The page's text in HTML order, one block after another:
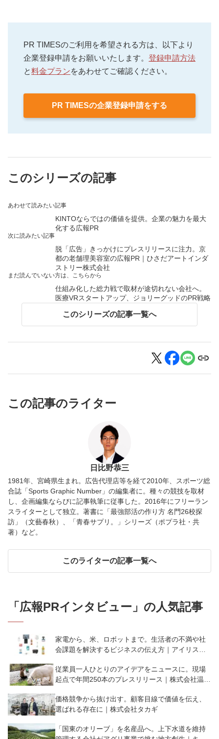
PR TIMESのご利用を希望される方は、以下より
企業登録申請をお願いいたします。 登録申請方法
と料金プランをあわせてご確認ください。
PR TIMESの企業登録申請をする
このシリーズの記事
あわせて読みたい記事
KINTOならではの価値を提供。企業の魅力を最大
化する広報PR
次に読みたい記事
脱「広告」きっかけにプレスリリースに注力。京
都の老舗理美容室の広報PR｜ひさだアートインダ
ストリー株式会社
まだ読んでいない方は、こちらから
仕組み化した総力戦で取材が途切れない会社へ。
医療VRスタートアップ、ジョリーグッドのPR戦略
このシリーズの記事一覧へ
この記事のライター
日比野恭三
1981年、宮崎県生まれ。広告代理店等を経て2010年、スポーツ総
合誌「Sports Graphic Number」の編集者に。種々の競技を取材
し、企画編集ならびに記事執筆に従事した。2016年にフリーラン
スライターとして独立。著書に「最強部活の作り方 名門26校探
訪」（文藝春秋）、「青春サプリ。」シリーズ（ポプラ社・共
著）など。
このライターの記事一覧へ
「広報PRインタビュー 」の人気記事
家電から、米、ロボットまで。生活者の不満や社
会課題を解決するビジネスの伝え方｜アイリスオ
従業員一人ひとりのアイデアをニュースに。現場
起点で年間250本のプレスリリース｜株式会社温泉
価格競争から抜け出す。顧客目線で価値を伝え、
選ばれる存在に｜株式会社タカギ
「国東のオリーブ」を名産品へ。上下水道を維持